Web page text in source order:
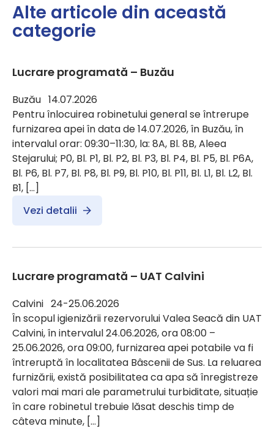
Alte articole din această
categorie
Lucrare programată – Buzău
Buzău 14.07.2026
Pentru înlocuirea robinetului general se întrerupe
furnizarea apei în data de 14.07.2026, în Buzău, în
intervalul orar: 09:30–11:30, la: 8A, Bl. 8B, Aleea
Stejarului; P0, Bl. P1, Bl. P2, Bl. P3, Bl. P4, Bl. P5, Bl. P6A,
Bl. P6, Bl. P7, Bl. P8, Bl. P9, Bl. P10, Bl. P11, Bl. L1, Bl. L2, Bl.
B1, […]
Vezi detalii
Lucrare programată – UAT Calvini
Calvini 24-25.06.2026
În scopul igienizării rezervorului Valea Seacă din UAT
Calvini, în intervalul 24.06.2026, ora 08:00 –
25.06.2026, ora 09:00, furnizarea apei potabile va fi
întreruptă în localitatea Bâscenii de Sus. La reluarea
furnizării, există posibilitatea ca apa să înregistreze
valori mai mari ale parametrului turbiditate, situație
în care robinetul trebuie lăsat deschis timp de
câteva minute, […]